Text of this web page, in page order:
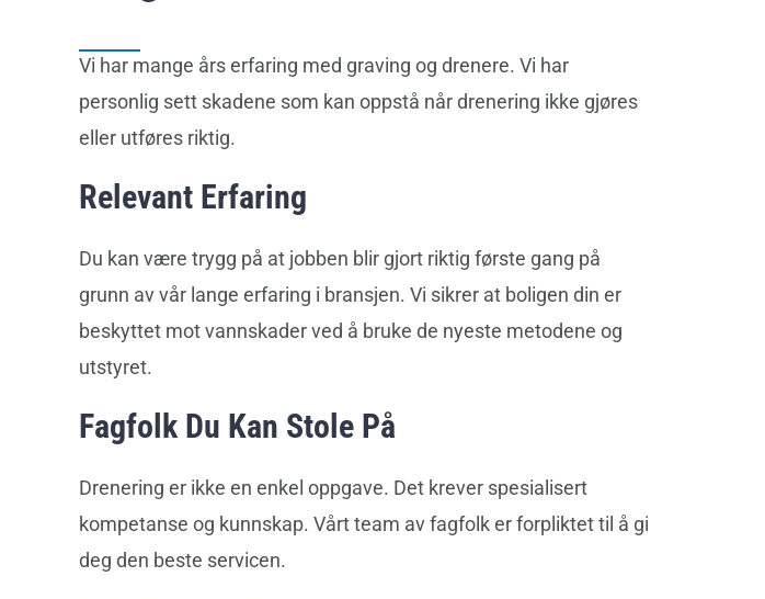
Vi har mange års erfaring med graving og drenere. Vi har
personlig sett skadene som kan oppstå når drenering ikke gjøres
eller utføres riktig.
Relevant Erfaring
Du kan være trygg på at jobben blir gjort riktig første gang på
grunn av vår lange erfaring i bransjen. Vi sikrer at boligen din er
beskyttet mot vannskader ved å bruke de nyeste metodene og
utstyret.
Fagfolk Du Kan Stole På
Drenering er ikke en enkel oppgave. Det krever spesialisert
kompetanse og kunnskap. Vårt team av fagfolk er forpliktet til å gi
deg den beste servicen.